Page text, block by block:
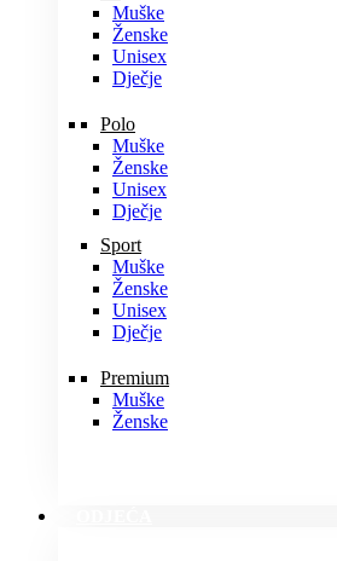
Muške
Ženske
Unisex
Dječje
Polo
Muške
Ženske
Unisex
Dječje
Sport
Muške
Ženske
Unisex
Dječje
Premium
Muške
Ženske